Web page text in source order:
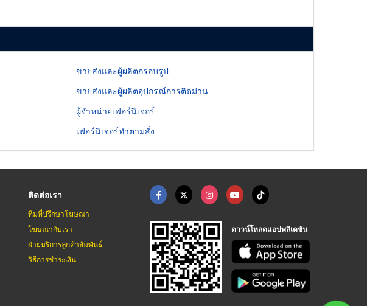
ขายส่งและผู้ผลิตกรอบรูป
ขายส่งและผู้ผลิตอุปกรณ์การติดม่าน
ผู้จำหน่ายเฟอร์นิเจอร์
เฟอร์นิเจอร์ทำตามสั่ง
ติดต่อเรา
ทีมที่ปรึกษาโฆษณา
โฆษณากับเรา
ฝ่ายบริการลูกค้าสัมพันธ์
วิธีการชำระเงิน
ดาวน์โหลดแอปพลิเคชัน